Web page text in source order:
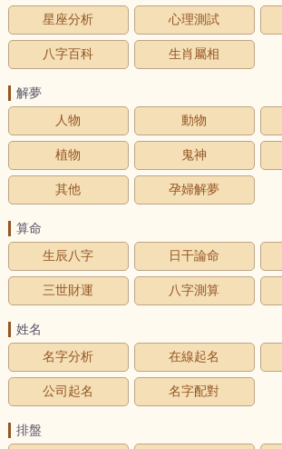
星座分析
心理測試
八字百科 生肖屬相
解夢
人物
動物
植物 鬼神
其他 孕婦解夢
算命
生辰八字
日干論命
三世財運 八字測算
姓名
名字分析
在線起名
公司起名 名字配對
排盤